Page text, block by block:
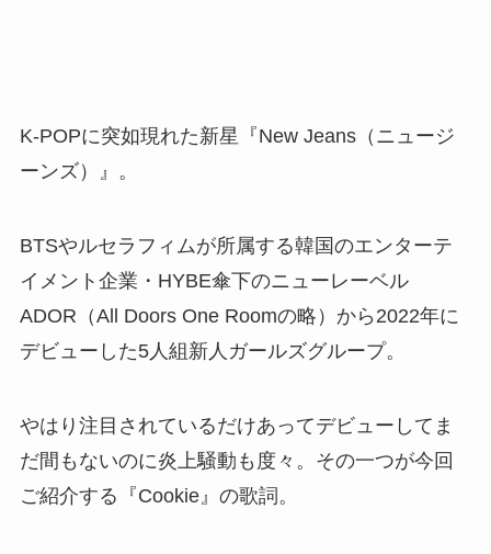
K-POPに突如現れた新星『New Jeans（ニュージ
ーンズ）』。
BTSやルセラフィムが所属する韓国のエンターテ
イメント企業・HYBE傘下のニューレーベル
ADOR（All Doors One Roomの略）から2022年に
デビューした5人組新人ガールズグループ。
やはり注目されているだけあってデビューしてま
だ間もないのに炎上騒動も度々。その一つが今回
ご紹介する『Cookie』の歌詞。